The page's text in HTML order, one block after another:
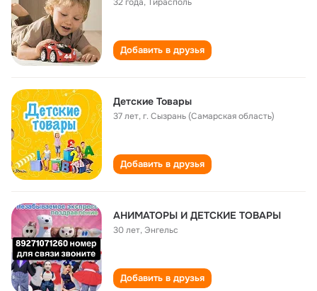
Добавить в друзья
Детские Товары
37 лет,г. Сызрань (Самарская область)
Добавить в друзья
АНИМАТОРЫ И ДЕТСКИЕ ТОВАРЫ
30 лет, Энгельс
Добавить в друзья